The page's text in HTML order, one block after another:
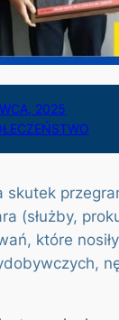
2025
skutek
(służby,
które